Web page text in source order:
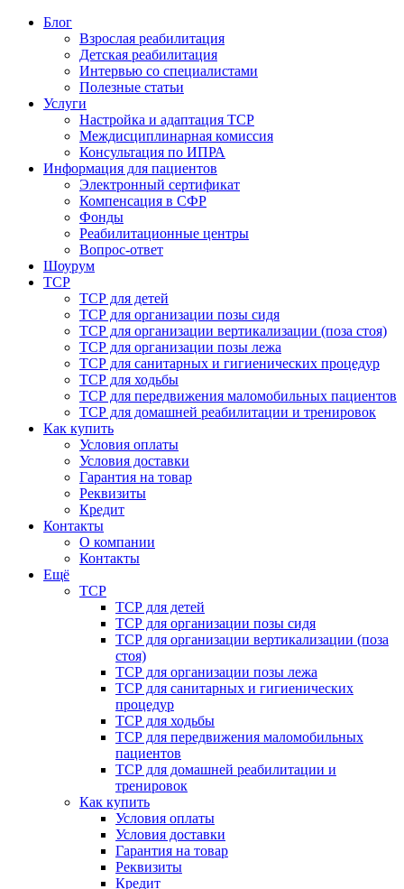
Блог
Взрослая реабилитация
Детская реабилитация
Интервью со специалистами
Полезные статьи
Услуги
Настройка и адаптация ТСР
Междисциплинарная комиссия
Консультация по ИПРА
Информация для пациентов
Электронный сертификат
Компенсация в СФР
Фонды
Реабилитационные центры
Вопрос-ответ
Шоурум
ТСР
ТСР для детей
ТСР для организации позы сидя
ТСР для организации вертикализации (поза стоя)
ТСР для организации позы лежа
ТСР для санитарных и гигиенических процедур
ТСР для ходьбы
ТСР для передвижения маломобильных пациентов
ТСР для домашней реабилитации и тренировок
Как купить
Условия оплаты
Условия доставки
Гарантия на товар
Реквизиты
Кредит
Контакты
О компании
Контакты
Ещё
ТСР
ТСР для детей
ТСР для организации позы сидя
ТСР для организации вертикализации (поза
стоя)
ТСР для организации позы лежа
ТСР для санитарных и гигиенических
процедур
ТСР для ходьбы
ТСР для передвижения маломобильных
пациентов
ТСР для домашней реабилитации и
тренировок
Как купить
Условия оплаты
Условия доставки
Гарантия на товар
Реквизиты
Кредит